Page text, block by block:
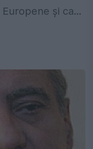
și ca...